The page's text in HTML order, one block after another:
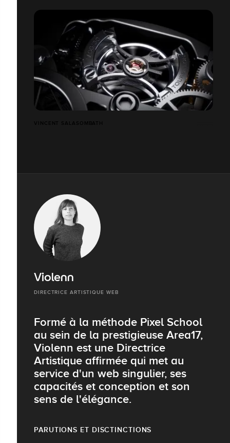
VINCENT SALASOMBATH
Violenn
DIRECTRICE ARTISTIQUE WEB
Formé à la méthode Pixel School
au sein de la prestigieuse Area17,
Violenn est une Directrice
Artistique affirmée qui met au
service d'un web singulier, ses
capacités et conception et son
sens de l'élégance.
PARUTIONS ET DISCTINCTIONS